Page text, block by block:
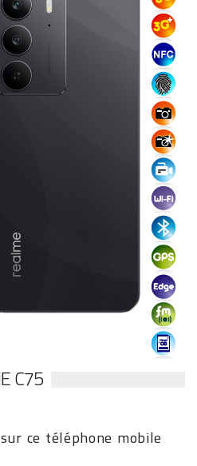
C75
ce téléphone mobile